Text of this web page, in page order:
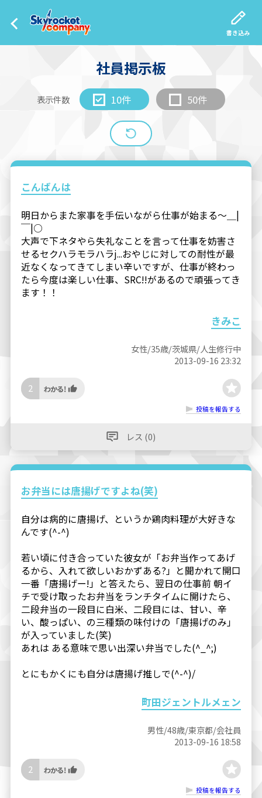
書き込み
社員掲示板
表示件数 10件 50件
こんばんは
明日からまた家事を手伝いながら仕事が始まる〜＿|
￣|○
大声で下ネタやら失礼なことを言って仕事を妨害さ
せるセクハラモラハラj...おやじに対しての耐性が最
近なくなってきてしまい辛いですが、仕事が終わっ
たら今度は楽しい仕事、SRC!!があるので頑張ってき
ます！！
きみこ
女性/35歳/茨城県/人生修行中
2013-09-16 23:32
2
投稿を報告する
レス (0)
お弁当には唐揚げですよね(笑)
自分は病的に唐揚げ、というか鶏肉料理が大好きな
んです(^-^)
若い頃に付き合っていた彼女が「お弁当作ってあげ
るから、入れて欲しいおかずある?」と聞かれて開口
一番「唐揚げー!」と答えたら、翌日の仕事前 朝イ
チで受け取ったお弁当をランチタイムに開けたら、
二段弁当の一段目に白米、二段目には、甘い、辛
い、酸っぱい、の三種類の味付けの「唐揚げのみ」
が入っていました(笑)
あれは ある意味で思い出深い弁当でした(^_^;)
とにもかくにも自分は唐揚げ推しで(^-^)/
町田ジェントルメェン
男性/48歳/東京都/会社員
2013-09-16 18:58
2
投稿を報告する